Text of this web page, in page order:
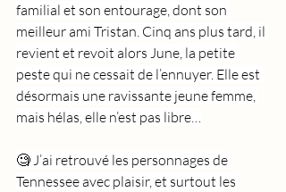
familial et son entourage, dont son
meilleur ami Tristan. Cinq ans plus tard, il
revient et revoit alors June, la petite
peste qui ne cessait de l’ennuyer. Elle est
désormais une ravissante jeune femme,
mais hélas, elle n’est pas libre…
🧐 J’ai retrouvé les personnages de
Tennessee avec plaisir, et surtout les